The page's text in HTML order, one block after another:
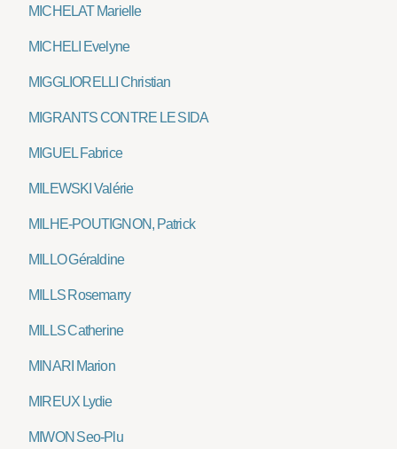
MICHELAT Marielle
MICHELI Evelyne
MIGGLIORELLI Christian
MIGRANTS CONTRE LE SIDA
MIGUEL Fabrice
MILEWSKI Valérie
MILHE-POUTIGNON, Patrick
MILLO Géraldine
MILLS Rosemarry
MILLS Catherine
MINARI Marion
MIREUX Lydie
MIWON Seo-Plu